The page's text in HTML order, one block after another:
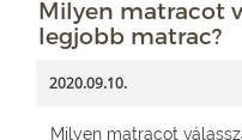
Milyen matracot
legjobb matrac?
2020.09.10.
Milyen matracot